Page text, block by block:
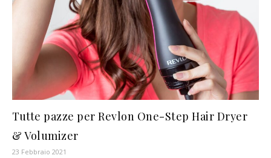
Tutte pazze per Revlon One-Step Hair Dryer
& Volumizer
23 Febbraio 2021